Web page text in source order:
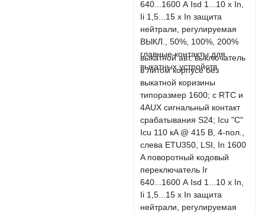
выкатной авт. выключатель
в литом корпусе без
выкатной коризины
типоразмер 1600; с RTC и
4AUX сигнальный контакт
срабатывания S24; Icu "C"
Icu 110 кA @ 415 В, 4-пол.,
слева ETU350, LSI, In 1600
A поворотный кодовый
переключатель Ir
640...1600 А Isd 1...10 x In,
Ii 1,5...15 x In защита
нейтрали, регулируемая